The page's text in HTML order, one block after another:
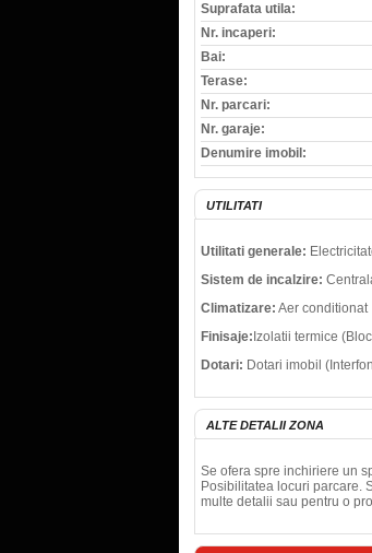
Suprafata utila:
Nr. incaperi:
Bai:
Terase:
Nr. parcari:
Nr. garaje:
Denumire imobil:
UTILITATI
Utilitati generale:
Sistem de incalzire:
Climatizare: Aer conditionat
Finisaje: Izolatii termice
Dotari: Dotari imobil
ALTE DETALII ZONA
Se ofera spre inchiriere un
Posibilitatea locuri parcare.
multe detalii sau pentru o